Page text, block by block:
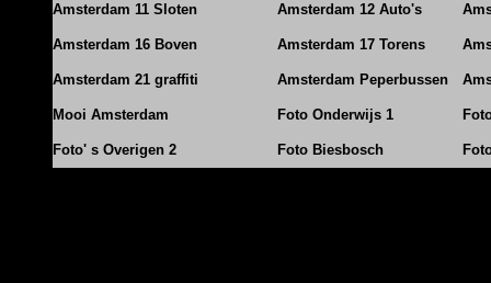
Amsterdam 11 Sloten Amsterdam 12 Auto's
Amsterdam 16 Boven Amsterdam 17 Torens
Amsterdam 21 graffiti Amsterdam Peperbussen
Mooi Amsterdam Foto Onderwijs 1
Foto' s Overigen 2 Foto Biesbosch